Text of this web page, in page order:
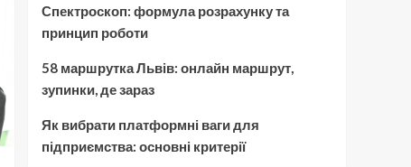
Спектроскоп: формула розрахунку та
принцип роботи
58 маршрутка Львів: онлайн маршрут,
зупинки, де зараз
Як вибрати платформні ваги для
підприємства: основні критерії